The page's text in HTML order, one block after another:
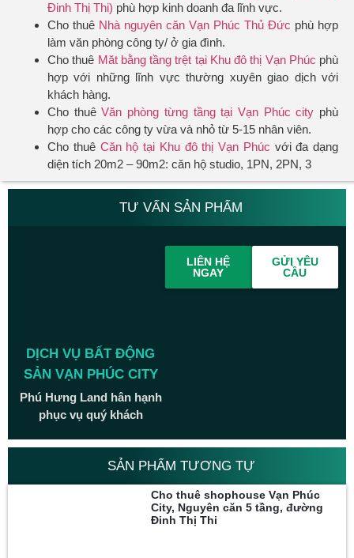
Đinh Thị Thi) phù hợp kinh doanh đa lĩnh vực.
Cho thuê Nhà nguyên căn Vạn Phúc Thủ Đức phù hợp
làm văn phòng công ty/ ở gia đình.
Cho thuê Măt bằng tầng trệt tại Khu đô thị Vạn Phúc phù
hợp với những lĩnh vực thường xuyên giao dịch với
khách hàng.
Cho thuêVăn phòng từng tầng tại Vạn Phúc city phù
hợp cho các công ty vừa và nhỏ từ 5-15 nhân viên.
Cho thuê Căn hộ tại Khu đô thị Vạn Phúc với đa dạng
diện tích 20m2 – 90m2: căn hộ studio, 1PN, 2PN, 3
TƯ VẤN SẢN PHẨM
DỊCH VỤ BẤT ĐỘNG
SẢN VẠN PHÚC CITY
Phú Hưng Land hân hạnh
phục vụ quý khách
LIÊN HỆ
NGAY
GỬI YÊU
CẦU
SẢN PHẨM TƯƠNG TỰ
Cho thuê shophouse Vạn Phúc
City, Nguyên căn 5 tầng, đường
Đinh Thị Thi